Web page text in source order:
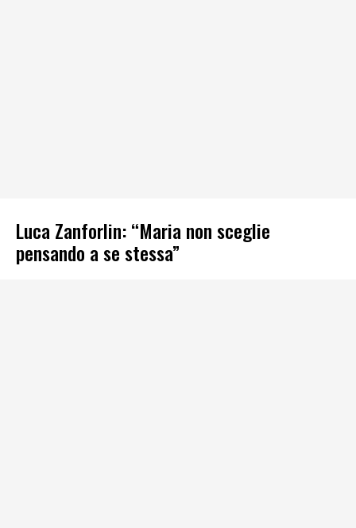
Luca Zanforlin: “Maria non sceglie
pensando a se stessa”